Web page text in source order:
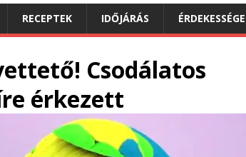
RECEPTEK IDŐJÁRÁS
Csodálatos
érkezett